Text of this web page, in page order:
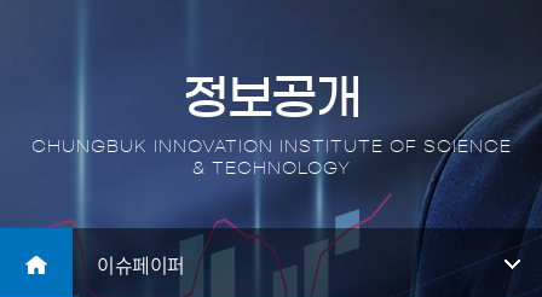
정보공개
CHUNGBUK INNOVATION INSTITUTE OF SCIENCE
& TECHNOLOGY
이슈페이퍼